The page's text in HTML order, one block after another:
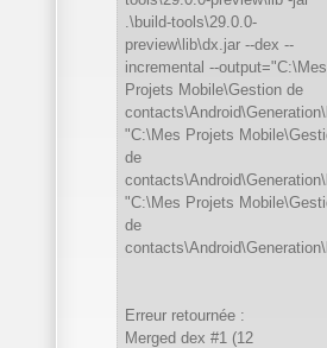
.\build-tools\29.0.0-
preview\lib\dx.jar --dex --
incremental --output="C:\Mes
Projets Mobile\Gestion de
"C:\Mes Projets
de
"C:\Mes Projets
de
Erreur retournée :
Merged dex #1 (12